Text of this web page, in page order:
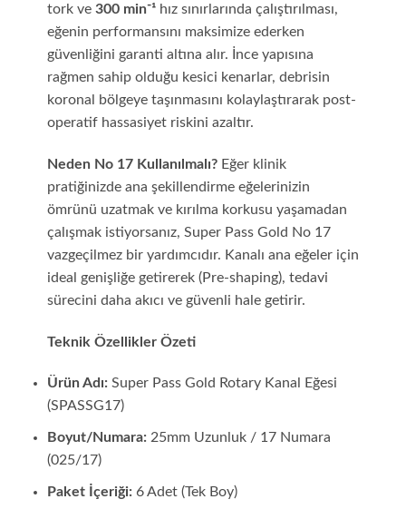
tork ve 300 min⁻¹hız sınırlarında çalıştırılması,
eğenin performansını maksimize ederken
güvenliğini garanti altına alır. İnce yapısına
rağmen sahip olduğu kesici kenarlar, debrisin
koronal bölgeye taşınmasını kolaylaştırarak post-
operatif hassasiyet riskini azaltır.
Neden No 17 Kullanılmalı?Eğer klinik
pratiğinizde ana şekillendirme eğelerinizin
ömrünü uzatmak ve kırılma korkusu yaşamadan
çalışmak istiyorsanız, Super Pass Gold No 17
vazgeçilmez bir yardımcıdır. Kanalı ana eğeler için
ideal genişliğe getirerek (Pre-shaping), tedavi
sürecini daha akıcı ve güvenli hale getirir.
Teknik Özellikler Özeti
Ürün Adı:Super Pass Gold Rotary Kanal Eğesi
(SPASSG17)
Boyut/Numara:25mm Uzunluk / 17 Numara
(025/17)
Paket İçeriği:6 Adet (Tek Boy)